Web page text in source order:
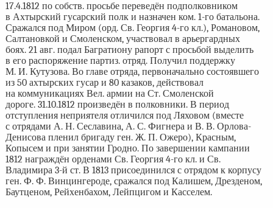
17.4.1812 по собств. просьбе переведён подполковником
в Ахтырский гусарский полк и назначен ком. 1-го батальона.
Сражался под Миром (орд. Св. Георгия 4-го кл.), Романовом,
Салтановкой и Смоленском, участвовал в арьергардных
боях. 21 авг. подал Багратиону рапорт с просьбой выделить
в его распоряжение партиз. отряд. Получил поддержку
М. И. Кутузова. Во главе отряда, первоначально состоявшего
из 50 ахтырских гусар и 80 казаков, действовал
на коммуникациях Вел. армии на Ст. Смоленской
дороге. 31.10.1812 произведён в полковники. В период
отступления неприятеля отличился под Ляховом (вместе
с отрядами А. Н. Сеславина, А. С. Фигнера и В. В. Орлова-
Денисова пленил бригаду ген. Ж. П. Ожеро), Красным,
Копысем и при занятии Гродно. По завершении кампании
1812 награждён орденами Св. Георгия 4-го кл. и Св.
Владимира 3-й ст. В 1813 присоединился с отрядом к корпусу
ген. Ф. Ф. Винцингероде, сражался под Калишем, Дрезденом,
Баутценом, Рейхенбахом, Лейпцигом и Касселем.